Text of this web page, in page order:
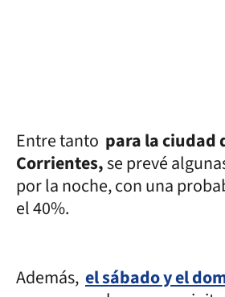
Entre tanto para la ciudad
Corrientes,se prevé
por la noche, con una
el 40%.
Además, el sábado y el